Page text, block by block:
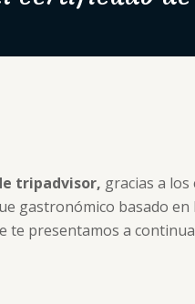
tripadvisor, gracias a
gastronómico basado en
te presentamos a